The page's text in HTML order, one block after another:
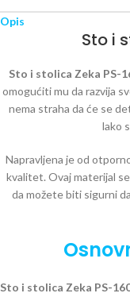
Opis
Sto i
Sto i stolica Zeka PS-
omogućiti mu da razvija
nema straha da će se
lako
Napravljena je od
kvalitet. Ovaj materijal
da možete biti sigurni
Sto i stolica Zeka PS-